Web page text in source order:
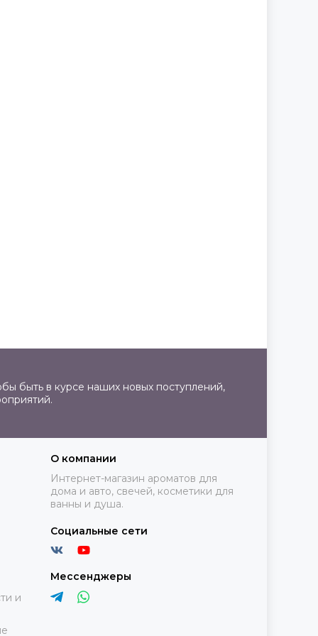
быть в курсе наших новых поступлений,
и
О компании
Интернет-магазин ароматов для
дома и авто, свечей, косметики для
ванны и душа.
Социальные сети
Мессенджеры